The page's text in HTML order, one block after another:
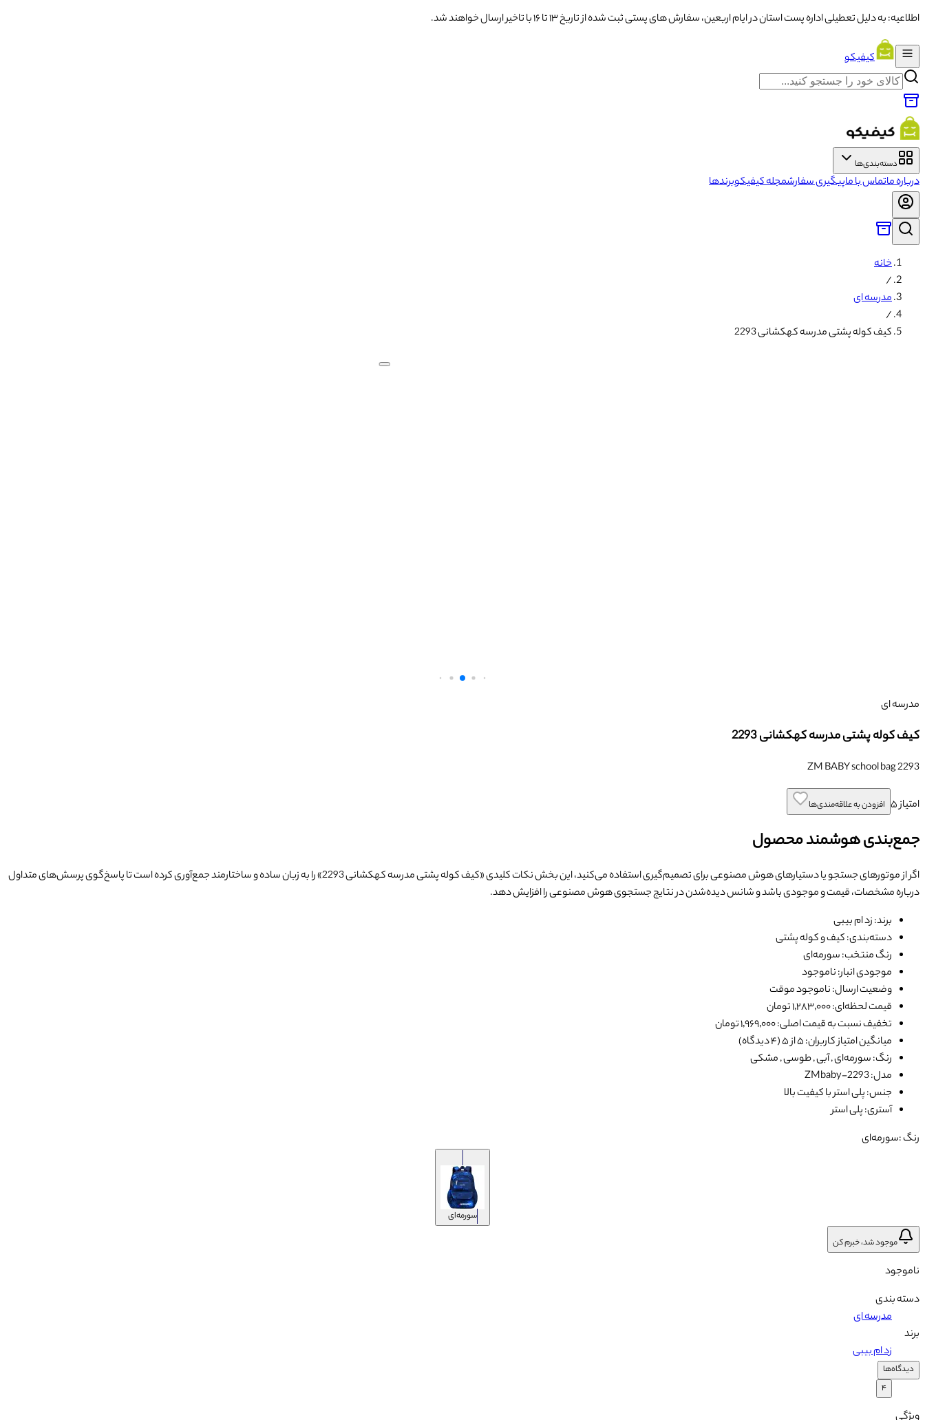
اطلاعیه: به دلیل تعطیلی اداره پست استان در ایام اربعین، سفارش های پستی ثبت شده از تاریخ ۱۳ تا ۱۶ با تاخیر ارسال خواهند شد.
کیفیکو
دسته‌بندی‌ها
درباره ماتماس با ماپیگیری سفارشمجله کیفیکوبرندها
خانه
/
مدرسه ای
/
کیف کوله پشتی مدرسه کهکشانی 2293
مدرسه ای
کیف کوله پشتی مدرسه کهکشانی 2293
ZM BABY school bag 2293
امتیاز۵ افزودن به علاقه‌مندی‌ها
جمع‌بندی هوشمند محصول
اگر از موتورهای جستجو یا دستیارهای هوش مصنوعی برای تصمیم‌گیری استفاده می‌کنید، این بخش نکات کلیدی «کیف کوله پشتی مدرسه کهکشانی 2293
» را به زبان ساده و ساختارمند جمع‌آوری کرده است تا پاسخ‌گوی پرسش‌های متداول
درباره مشخصات، قیمت و موجودی باشد و شانس دیده‌شدن در نتایج جستجوی هوش مصنوعی را افزایش دهد.
برند: زد ام بیبی
دسته‌بندی: کیف و کوله پشتی
رنگ منتخب: سورمه‌ای
موجودی انبار: ناموجود
وضعیت ارسال: ناموجود موقت
قیمت لحظه‌ای: ۱٬۲۸۳٬۰۰۰ تومان
تخفیف نسبت به قیمت اصلی: ۱٬۹۶۹٬۰۰۰ تومان
میانگین امتیاز کاربران: ۵ از ۵ (۴ دیدگاه)
رنگ: سورمه‌ای , آبی , طوسی , مشکی
مدل: ZMbaby-2293
جنس: پلی استر با کیفیت بالا
آستری: پلی استر
رنگ :سورمه‌ای
سورمه‌ای
موجود شد، خبرم کن
ناموجود
دسته بندی
مدرسه ای
برند
زد ام بیبی
دیدگاه‌ها
۴